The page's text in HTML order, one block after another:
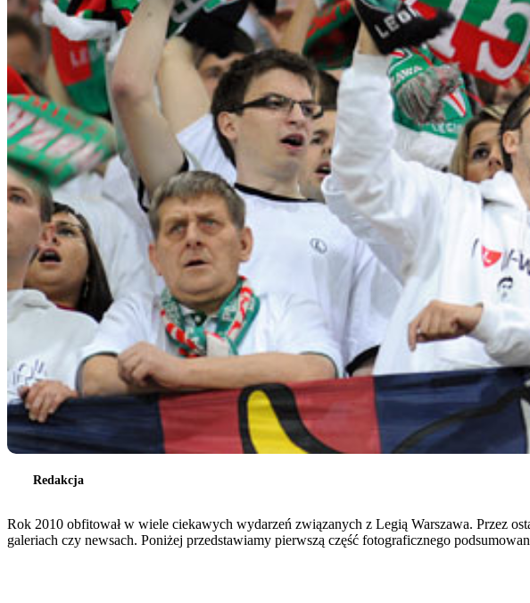
Redakcja
Rok 2010 obfitował w wiele ciekawych wydarzeń związanych z Legią Warszawa. Przez
galeriach czy newsach. Poniżej przedstawiamy pierwszą część fotograficznego